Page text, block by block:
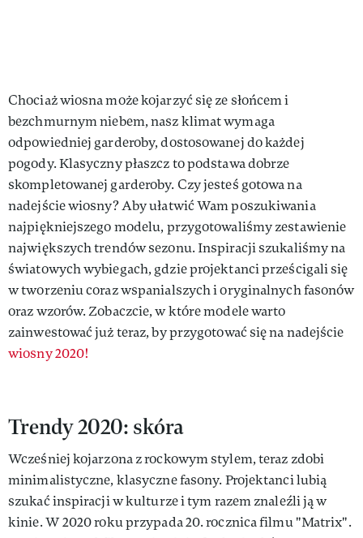
Chociaż wiosna może kojarzyć się ze słońcem i
bezchmurnym niebem, nasz klimat wymaga
odpowiedniej garderoby, dostosowanej do każdej
pogody. Klasyczny płaszcz to podstawa dobrze
skompletowanej garderoby. Czy jesteś gotowa na
nadejście wiosny? Aby ułatwić Wam poszukiwania
najpiękniejszego modelu, przygotowaliśmy zestawienie
największych trendów sezonu. Inspiracji szukaliśmy na
światowych wybiegach, gdzie projektanci prześcigali się
w tworzeniu coraz wspanialszych i oryginalnych fasonów
oraz wzorów. Zobaczcie, w które modele warto
zainwestować już teraz, by przygotować się na nadejście
wiosny 2020!
Trendy 2020: skóra
Wcześniej kojarzona z rockowym stylem, teraz zdobi
minimalistyczne, klasyczne fasony. Projektanci lubią
szukać inspiracji w kulturze i tym razem znaleźli ją w
kinie. W 2020 roku przypada 20. rocznica filmu "Matrix".